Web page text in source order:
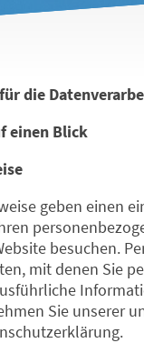
die
einen Blick
geben einen
besuchen.
mit denen Sie
Sie unserer